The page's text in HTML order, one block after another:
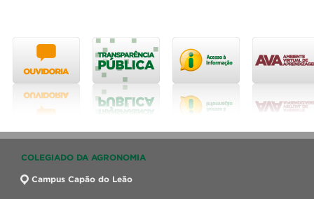
COLEGIADO DA AGRONOMIA
Campus Capão do Leão